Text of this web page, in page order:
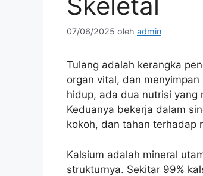
07/06/2025 oleh admin
Tulang adalah kerangka
organ vital, dan
hidup, ada dua nutrisi yang
Keduanya bekerja dalam
kokoh, dan tahan terhadap
Kalsium adalah mineral
strukturnya. Sekitar 99%